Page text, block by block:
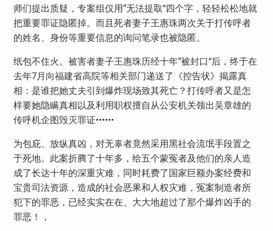
师们提出质疑，专案组仅用“无法提取”四个字，轻轻松松地就
把重要罪证隐匿掉。而且死者妻子王惠珠两次关于打传呼者
的姓名、身份等重要信息的询问笔录也被隐匿。
纸包不住火。被害者妻子王惠珠历经十年“被封口”后，终于在
去年7月向福建省高院等相关部门递送了《控告状》揭露真
相：是谁把她丈夫引到爆炸现场致其死亡？打传呼者又是怎
样要她隐瞒真相以及利用职权擅自从公安机关领出吴章雄的
传呼机企图毁灭罪证••••••
为包庇、放纵真凶，对无辜者竟然采用黑社会流氓手段置之
于死地。此案折腾了十年多，给五个蒙冤者及他们的亲人造
成了长达十年的深重灾难，同时耗费了国家巨额办案经费和
宝贵司法资源，造成的社会恶果和人权灾难，冤案制造者所
犯下的罪恶，已经实实在在、大大地超过了那个爆炸凶手的
罪恶！，